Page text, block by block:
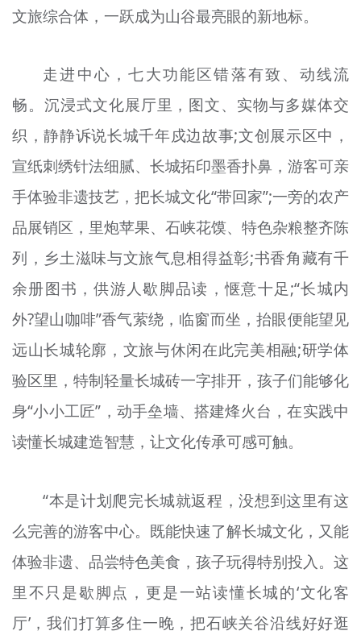
文旅综合体，一跃成为山谷最亮眼的新地标。
走进中心，七大功能区错落有致、动线流
畅。沉浸式文化展厅里，图文、实物与多媒体交
织，静静诉说长城千年戍边故事;文创展示区中，
宣纸刺绣针法细腻、长城拓印墨香扑鼻，游客可亲
手体验非遗技艺，把长城文化“带回家”;一旁的农产
品展销区，里炮苹果、石峡花馍、特色杂粮整齐陈
列，乡土滋味与文旅气息相得益彰;书香角藏有千
余册图书，供游人歇脚品读，惬意十足;“长城内
外?望山咖啡”香气萦绕，临窗而坐，抬眼便能望见
远山长城轮廓，文旅与休闲在此完美相融;研学体
验区里，特制轻量长城砖一字排开，孩子们能够化
身“小小工匠”，动手垒墙、搭建烽火台，在实践中
读懂长城建造智慧，让文化传承可感可触。
“本是计划爬完长城就返程，没想到这里有这
么完善的游客中心。既能快速了解长城文化，又能
体验非遗、品尝特色美食，孩子玩得特别投入。这
里不只是歇脚点，更是一站读懂长城的‘文化客
厅’，我们打算多住一晚，把石峡关谷沿线好好逛